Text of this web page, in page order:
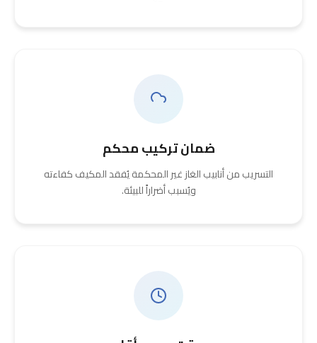
ضمان تركيب محكم
التسريب من أنابيب الغاز غير المحكمة يُفقد المكيف كفاءته
ويُسبب أضراراً للبيئة.